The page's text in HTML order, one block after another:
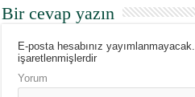
Bir cevap yazın
E-posta hesabınız yayımlanmayacak.
işaretlenmişlerdir
Yorum